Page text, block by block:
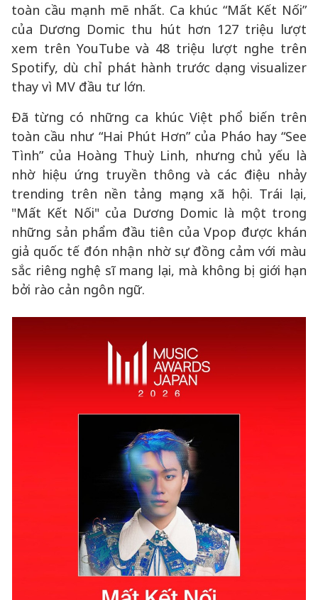
toàn cầu mạnh mẽ nhất. Ca khúc “Mất Kết Nối”
của Dương Domic thu hút hơn 127 triệu lượt
xem trên YouTube và 48 triệu lượt nghe trên
Spotify, dù chỉ phát hành trước dạng visualizer
thay vì MV đầu tư lớn.
Đã từng có những ca khúc Việt phổ biến trên
toàn cầu như “Hai Phút Hơn” của Pháo hay “See
Tình” của Hoàng Thuỳ Linh, nhưng chủ yếu là
nhờ hiệu ứng truyền thông và các điệu nhảy
trending trên nền tảng mạng xã hội. Trái lại,
"Mất Kết Nối" của Dương Domic là một trong
những sản phẩm đầu tiên của Vpop được khán
giả quốc tế đón nhận nhờ sự đồng cảm với màu
sắc riêng nghệ sĩ mang lại, mà không bị giới hạn
bởi rào cản ngôn ngữ.